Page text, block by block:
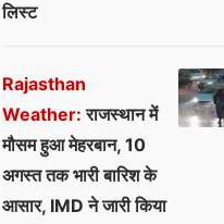
लिस्ट
Rajasthan
Weather: राजस्थान में
मौसम हुआ मेहरबान, 10
अगस्त तक भारी बारिश के
आसार, IMD ने जारी किया